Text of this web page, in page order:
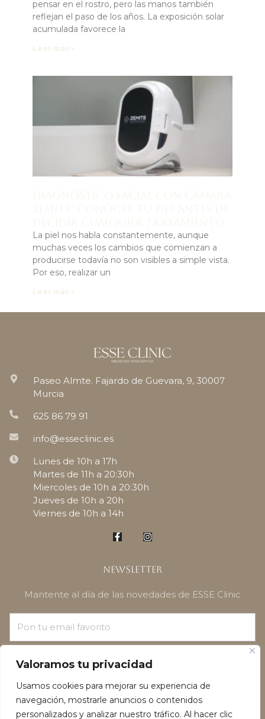
Valoramos tu privacidad
Usamos cookies para mejorar su experiencia de
navegación, mostrarle anuncios o contenidos
personalizados y analizar nuestro tráfico. Al hacer clic
pensar en el rostro, pero las manos también
reflejan el paso de los años. La exposición solar
acumulada favorece la
La piel nos habla constantemente, aunque
muchas veces los cambios que comienzan a
producirse todavía no son visibles a simple vista.
Por eso, realizar un
Paseo Almte. Fajardo de Guevara, 9, 30007
Murcia
625 86 79 91
info@esseclinic.es
Lunes de 10h a 17h
Martes de 11h a 20:30h
Miercoles de 10h a 20:30h
Jueves de 10h a 20h
Viernes de 10h a 14h
Newsletter
Mantente al día de las novedades de ESSE Clinic
¡SUSCRÍBETE!